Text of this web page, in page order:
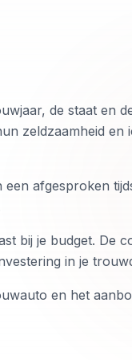
de staat en
zeldzaamheid en
afgesproken
bij je budget. De
in je
en het